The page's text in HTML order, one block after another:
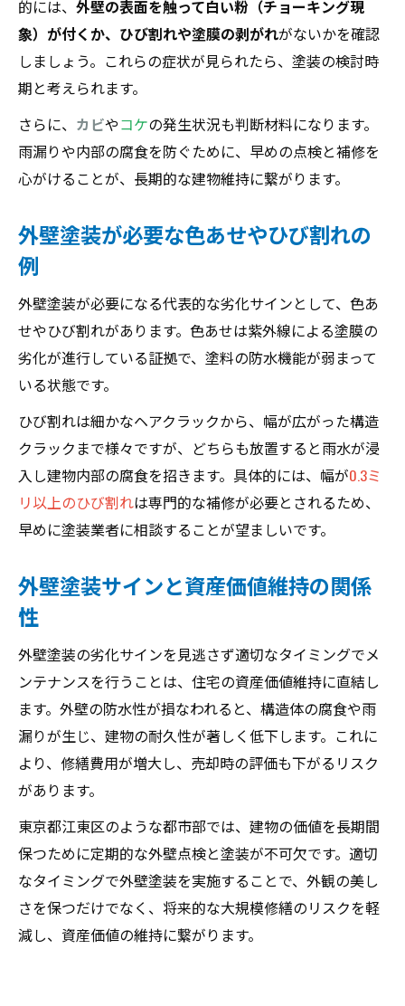
的には、 外壁の表面を触って白い粉（チョーキング現
象）が付くか、ひび割れや塗膜の剥がれがないかを確認
しましょう。これらの症状が見られたら、塗装の検討時
期と考えられます。
さらに、 カビやコケの発生状況も判断材料になります。
雨漏りや内部の腐食を防ぐために、早めの点検と補修を
心がけることが、長期的な建物維持に繋がります。
外壁塗装が必要な色あせやひび割れの
例
外壁塗装が必要になる代表的な劣化サインとして、色あ
せやひび割れがあります。色あせは紫外線による塗膜の
劣化が進行している証拠で、塗料の防水機能が弱まって
いる状態です。
ひび割れは細かなヘアクラックから、幅が広がった構造
クラックまで様々ですが、どちらも放置すると雨水が浸
入し建物内部の腐食を招きます。具体的には、幅が0.3ミ
リ以上のひび割れは専門的な補修が必要とされるため、
早めに塗装業者に相談することが望ましいです。
外壁塗装サインと資産価値維持の関係
性
外壁塗装の劣化サインを見逃さず適切なタイミングでメ
ンテナンスを行うことは、住宅の資産価値維持に直結し
ます。外壁の防水性が損なわれると、構造体の腐食や雨
漏りが生じ、建物の耐久性が著しく低下します。これに
より、修繕費用が増大し、売却時の評価も下がるリスク
があります。
東京都江東区のような都市部では、建物の価値を長期間
保つために定期的な外壁点検と塗装が不可欠です。適切
なタイミングで外壁塗装を実施することで、外観の美し
さを保つだけでなく、将来的な大規模修繕のリスクを軽
減し、資産価値の維持に繋がります。